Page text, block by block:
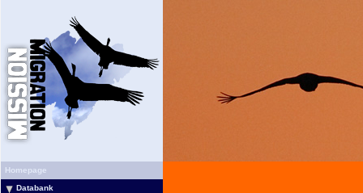
Homepage
Databank